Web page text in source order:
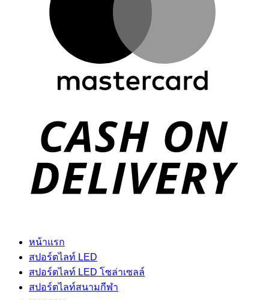
หน้าแรก
สปอร์ตไลท์ LED
สปอร์ตไลท์ LED โซล่าเซลล์
สปอร์ตไลท์สนามกีฬา